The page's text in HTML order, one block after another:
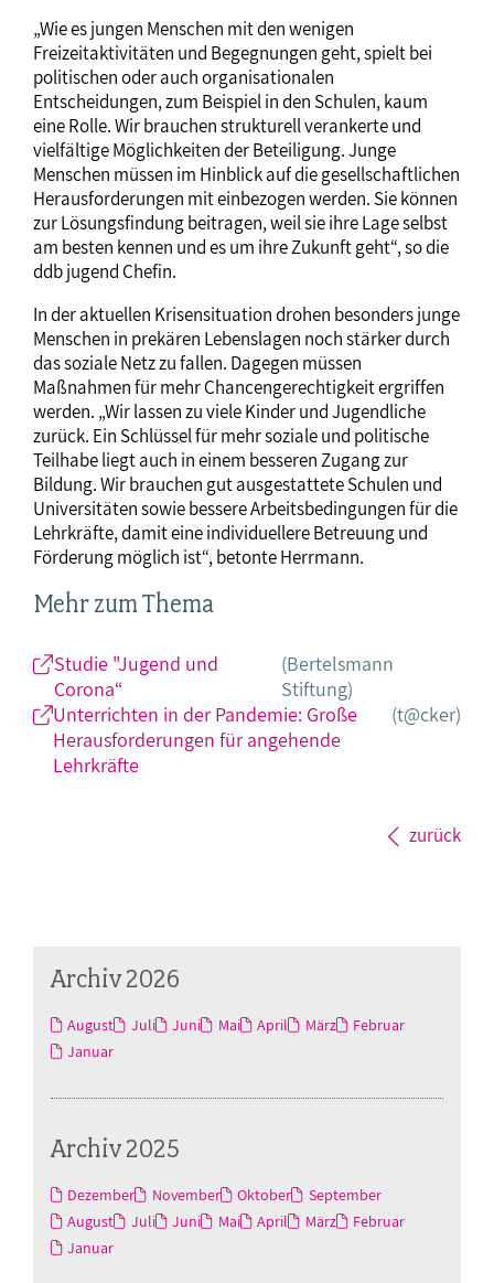
„Wie es jungen Menschen mit den wenigen
Freizeitaktivitäten und Begegnungen geht, spielt bei
politischen oder auch organisationalen
Entscheidungen, zum Beispiel in den Schulen, kaum
eine Rolle. Wir brauchen strukturell verankerte und
vielfältige Möglichkeiten der Beteiligung. Junge
Menschen müssen im Hinblick auf die gesellschaftlichen
Herausforderungen mit einbezogen werden. Sie können
zur Lösungsfindung beitragen, weil sie ihre Lage selbst
am besten kennen und es um ihre Zukunft geht“, so die
ddb jugend Chefin.
In der aktuellen Krisensituation drohen besonders junge
Menschen in prekären Lebenslagen noch stärker durch
das soziale Netz zu fallen. Dagegen müssen
Maßnahmen für mehr Chancengerechtigkeit ergriffen
werden. „Wir lassen zu viele Kinder und Jugendliche
zurück. Ein Schlüssel für mehr soziale und politische
Teilhabe liegt auch in einem besseren Zugang zur
Bildung. Wir brauchen gut ausgestattete Schulen und
Universitäten sowie bessere Arbeitsbedingungen für die
Lehrkräfte, damit eine individuellere Betreuung und
Förderung möglich ist“, betonte Herrmann.
Mehr zum Thema
Studie "Jugend und
Corona“
(Bertelsmann
Stiftung)
Unterrichten in der Pandemie: Große
Herausforderungen für angehende
Lehrkräfte
(t@cker)
zurück
Archiv 2026
August Juli Juni Mai April März
Februar
Januar
Archiv 2025
Dezember November Oktober
September
August
Juli Juni Mai April März
Februar
Januar